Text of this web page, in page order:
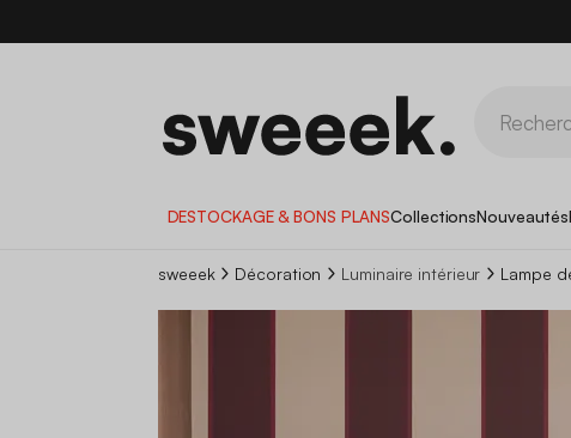
DESTOCKAGE & BONS PLANSCollectionsNouveautés
sweeek Décoration Luminaire intérieur Lampe